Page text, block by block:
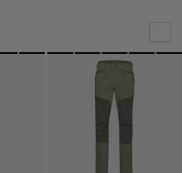
NOTRE SELECTION
PRIX DÉCROISSANT